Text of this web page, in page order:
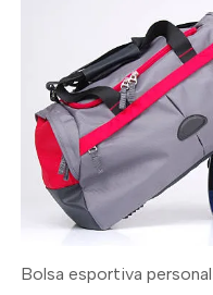
Bolsa esportiva